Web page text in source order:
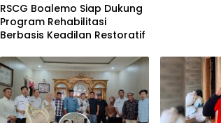
RSCG Boalemo Siap Dukung
Program Rehabilitasi
Berbasis Keadilan Restoratif